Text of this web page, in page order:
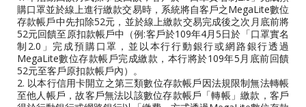
購口罩並於線上進行繳款交易時，系統將自客戶之MegaLite數位
存款帳戶中先扣除52元，並於線上繳款交易完成後之次月底前將
52元回饋至原扣款帳戶中（例:客戶於109年4月5日於「口罩實名
制2.0」完成預購口罩，並以本行行動銀行或網路銀行透過
MegaLite數位存款帳戶完成繳款，本行將於109年5月底前回饋
52元至客戶原扣款帳戶內）。
2. 以本行信用卡開立之第三類數位存款帳戶因法規限制無法轉帳
至他人帳戶，故客戶無法以該數位存款帳戶「轉帳」繳款，客戶